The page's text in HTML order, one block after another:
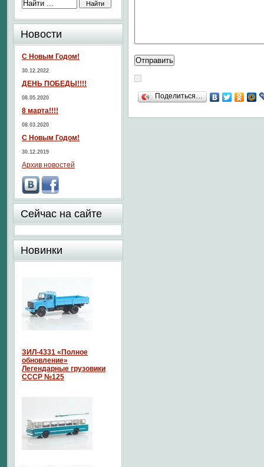
Поделиться…
Новости
С Новым Годом!
30.12.2022
ДЕНЬ ПОБЕДЫ!!!!
08.05.2020
8 марта!!!!
08.03.2020
С Новым Годом!
30.12.2019
Архив новостей
Сейчас на сайте
Новинки
ЗИЛ-4331 «Полное
обновление»
Легендарные грузовики
СССР №125